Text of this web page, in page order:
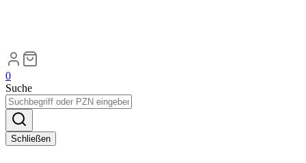
0
Suche
Schließen